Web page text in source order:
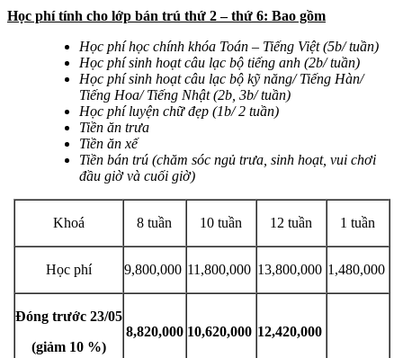
Học phí tính cho lớp bán trú thứ 2 – thứ 6: Bao gồm
Học phí học chính khóa Toán – Tiếng Việt (5b/ tuần)
Học phí sinh hoạt câu lạc bộ tiếng anh (2b/ tuần)
Học phí sinh hoạt câu lạc bộ kỹ năng/ Tiếng Hàn/
Tiếng Hoa/ Tiếng Nhật (2b, 3b/ tuần)
Học phí luyện chữ đẹp (1b/ 2 tuần)
Tiền ăn trưa
Tiền ăn xế
Tiền bán trú (chăm sóc ngủ trưa, sinh hoạt, vui chơi
đầu giờ và cuối giờ)
Khoá 8 tuần 10 tuần 12 tuần 1 tuần
Học phí 9,800,000 11,800,000 13,800,000 1,480,000
Đóng trước 23/05
(giảm 10 %)
8,820,000 10,620,000 12,420,000